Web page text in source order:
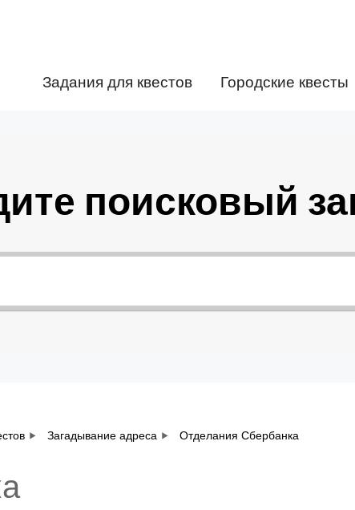
Задания для квестов Городские квесты
поисковый
Загадывание адреса Отделания Сбербанка